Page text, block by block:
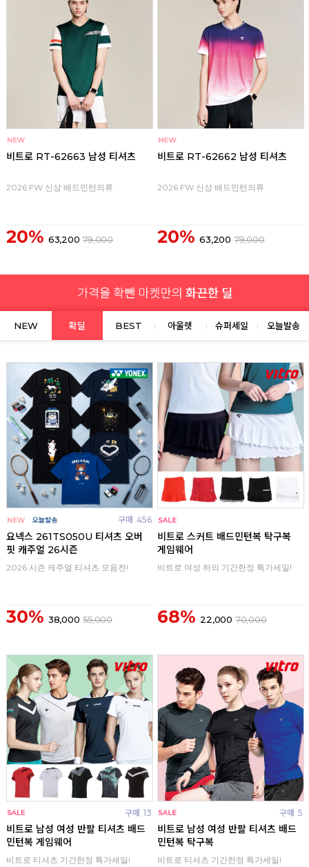
비트로 RT-62663 남성 티셔츠
2026 FW 신상 배드민턴의류
20% 63,200 79,000
비트로 RT-62662 남성 티셔츠
2026 FW 신상 배드민턴의류
20% 63,200 79,000
NEW 확딜 BEST 아울렛 슈퍼세일 오늘발송
구매 456
요넥스 261TS050U 티셔츠 오버
핏 캐주얼 26시즌
2026 시즌 캐주얼 티셔츠 모음전!
30% 38,000 55,000
비트로 스커트 배드민턴복 탁구복
게임웨어
비트로 여성 하의 기간한정 특가세일!
68% 22,000 70,000
구매 13
비트로 남성 여성 반팔 티셔츠 배드
민턴복 게임웨어
비트로 티셔츠 기간한정 특가세일!
구매 5
비트로 남성 여성 반팔 티셔츠 배드
민턴복 탁구복
비트로 티셔츠 기간한정 특가세일!